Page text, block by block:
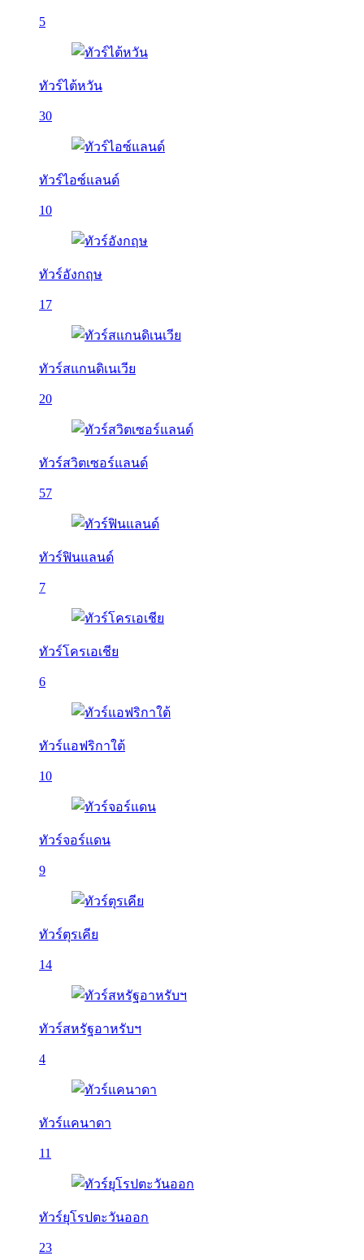
5
ทัวร์ไต้หวัน
30
ทัวร์ไอซ์แลนด์
10
ทัวร์อังกฤษ
17
ทัวร์สแกนดิเนเวีย
20
ทัวร์สวิตเซอร์แลนด์
57
ทัวร์ฟินแลนด์
7
ทัวร์โครเอเชีย
6
ทัวร์แอฟริกาใต้
10
ทัวร์จอร์แดน
9
ทัวร์ตุรเคีย
14
ทัวร์สหรัฐอาหรับฯ
4
ทัวร์แคนาดา
11
ทัวร์ยุโรปตะวันออก
23